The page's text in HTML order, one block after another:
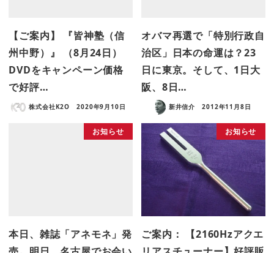
【ご案内】 『皆神塾（信
州中野）』 （8月24日）
DVDをキャンペーン価格
で好評…
株式会社K2O 2020年9月10日
オバマ再選で「特別行政自
治区」日本の命運は？23
日に東京。そして、1日大
阪、8日…
新井信介 2012年11月8日
お知らせ
本日、雑誌「アネモネ」発
お知らせ
ご案内： 【2160Hzアクエ